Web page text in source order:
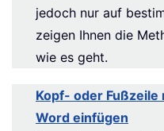
jedoch nur auf
zeigen Ihnen die
wie es geht.
Kopf- oder Fußzeile
Word einfügen